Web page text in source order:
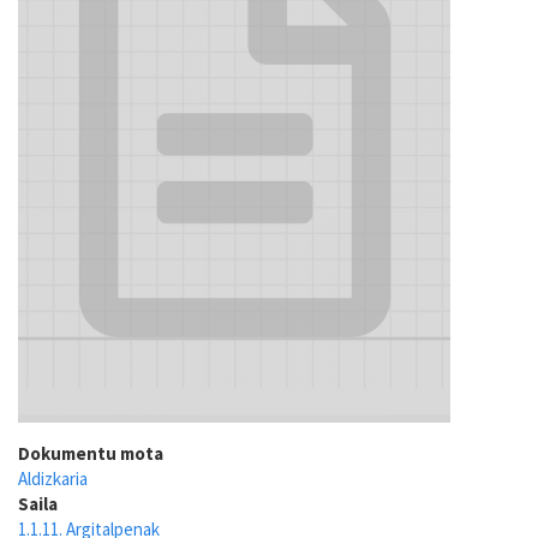
Dokumentu mota
Aldizkaria
Saila
1.1.11. Argitalpenak